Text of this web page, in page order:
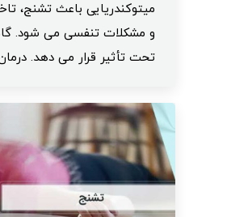
میتوکندریایی باعث تشنج،
و مشکلات تنفسی می شود.
تحت تأثیر قرار می دهد.